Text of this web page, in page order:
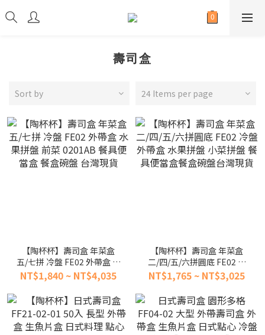
壽司盒
Sort by 24 Items per page
【陶杯杯】壽司盒 年菜盒
五/七拼 冷盤 FE02 外帶盒 水
果拼盤 前菜 0201AB 餐具便
當盒 餐盒碗盤 台灣現貨
NT$1,840 ~ NT$4,035
【陶杯杯】壽司盒 年菜盒
二/四/五/六拼圓底 FE02 冷
盤 外帶盒 水果拼盤 小菜拼盤
餐具便當盒餐盒碗盤台灣現
貨
NT$1,765 ~ NT$3,025